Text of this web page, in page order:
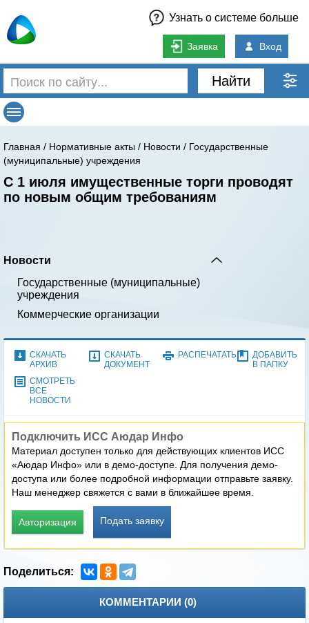
Узнать о системе больше
Заявка Вход
Найти
Главная / Нормативные акты / Новости / Государственные
(муниципальные) учреждения
С 1 июля имущественные торги проводят
по новым общим требованиям
Новости
Государственные (муниципальные)
учреждения
Коммерческие организации
СКАЧАТЬ
АРХИВ
СКАЧАТЬ
ДОКУМЕНТ
РАСПЕЧАТАТЬ
ДОБАВИТЬ
В ПАПКУ
СМОТРЕТЬ
ВСЕ
НОВОСТИ
Подключить ИСС Аюдар Инфо
Материал доступен только для действующих клиентов ИСС
«Аюдар Инфо» или в демо-доступе. Для получения демо-
доступа или более подробной информации отправьте заявку.
Наш менеджер свяжется с вами в ближайшее время.
Авторизация Подать заявку
КОММЕНТАРИИ (0)